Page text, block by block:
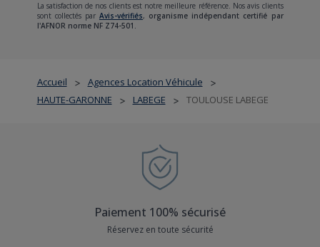
Accueil > Agences Location Véhicule >
HAUTE-GARONNE > LABEGE > TOULOUSE LABEGE
La satisfaction de nos clients est notre meilleure référence. Nos avis clients
sont collectés par Avis-vérifiés, organisme indépendant certifié par
l'AFNOR norme NF Z74-501.
Paiement 100% sécurisé
Réservez en toute sécurité